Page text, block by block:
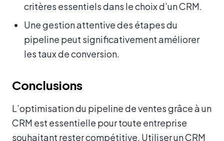
critères essentiels dans le choix d’un CRM.
Une gestion attentive des étapes du
pipeline peut significativement améliorer
les taux de conversion.
Conclusions
L’optimisation du pipeline de ventes grâce à un
CRM est essentielle pour toute entreprise
souhaitant rester compétitive. Utiliser un CRM